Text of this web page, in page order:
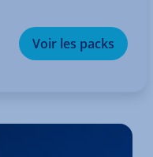
Voir les packs